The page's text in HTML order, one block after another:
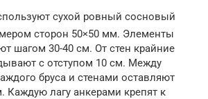
сухой ровный сосновый
сторон 50×50 мм. Элементы
шагом 30-40 см. От стен крайние
с отступом 10 см. Между
бруса и стенами оставляют
Каждую лагу анкерами крепят к